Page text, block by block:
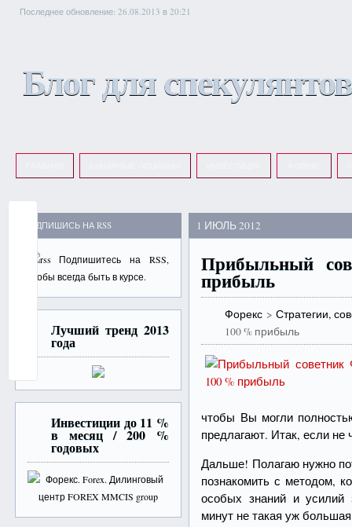
Последнее обновление: 26.08.2013 в 20:21
Блог для
ПОДПИШИСЬ НА RSS
Подпишитесь на RSS,
чтобы всегда быть в курсе.
Лучший тренд 2013
года
Инвестиции до 11 %
в месяц / 200 %
годовых
1 ИЮЛЬ 2012
Прибыльный
прибыль
Форекс > Стратегии,
100 % прибыль
чтобы Вы могли
предлагают. Итак, если
Дальше! Полагаю нужно
познакомить с методом,
особых знаний и усилий
минут не такая уж